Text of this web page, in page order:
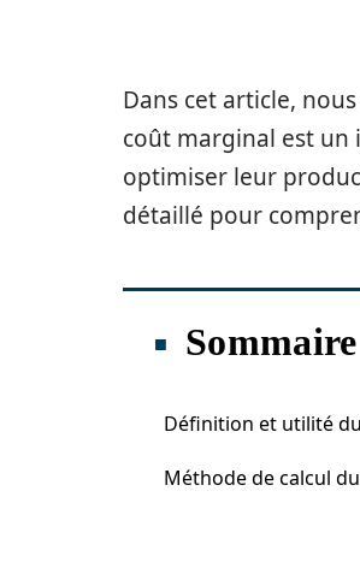
Dans cet article,
coût marginal est un
optimiser leur
détaillé pour
Sommaire
Définition et utilité
Méthode de calcul